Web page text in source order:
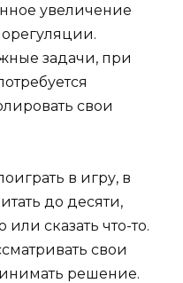
увеличение
задачи, при
свои
в игру, в
до десяти,
сказать что-то.
свои
решение.